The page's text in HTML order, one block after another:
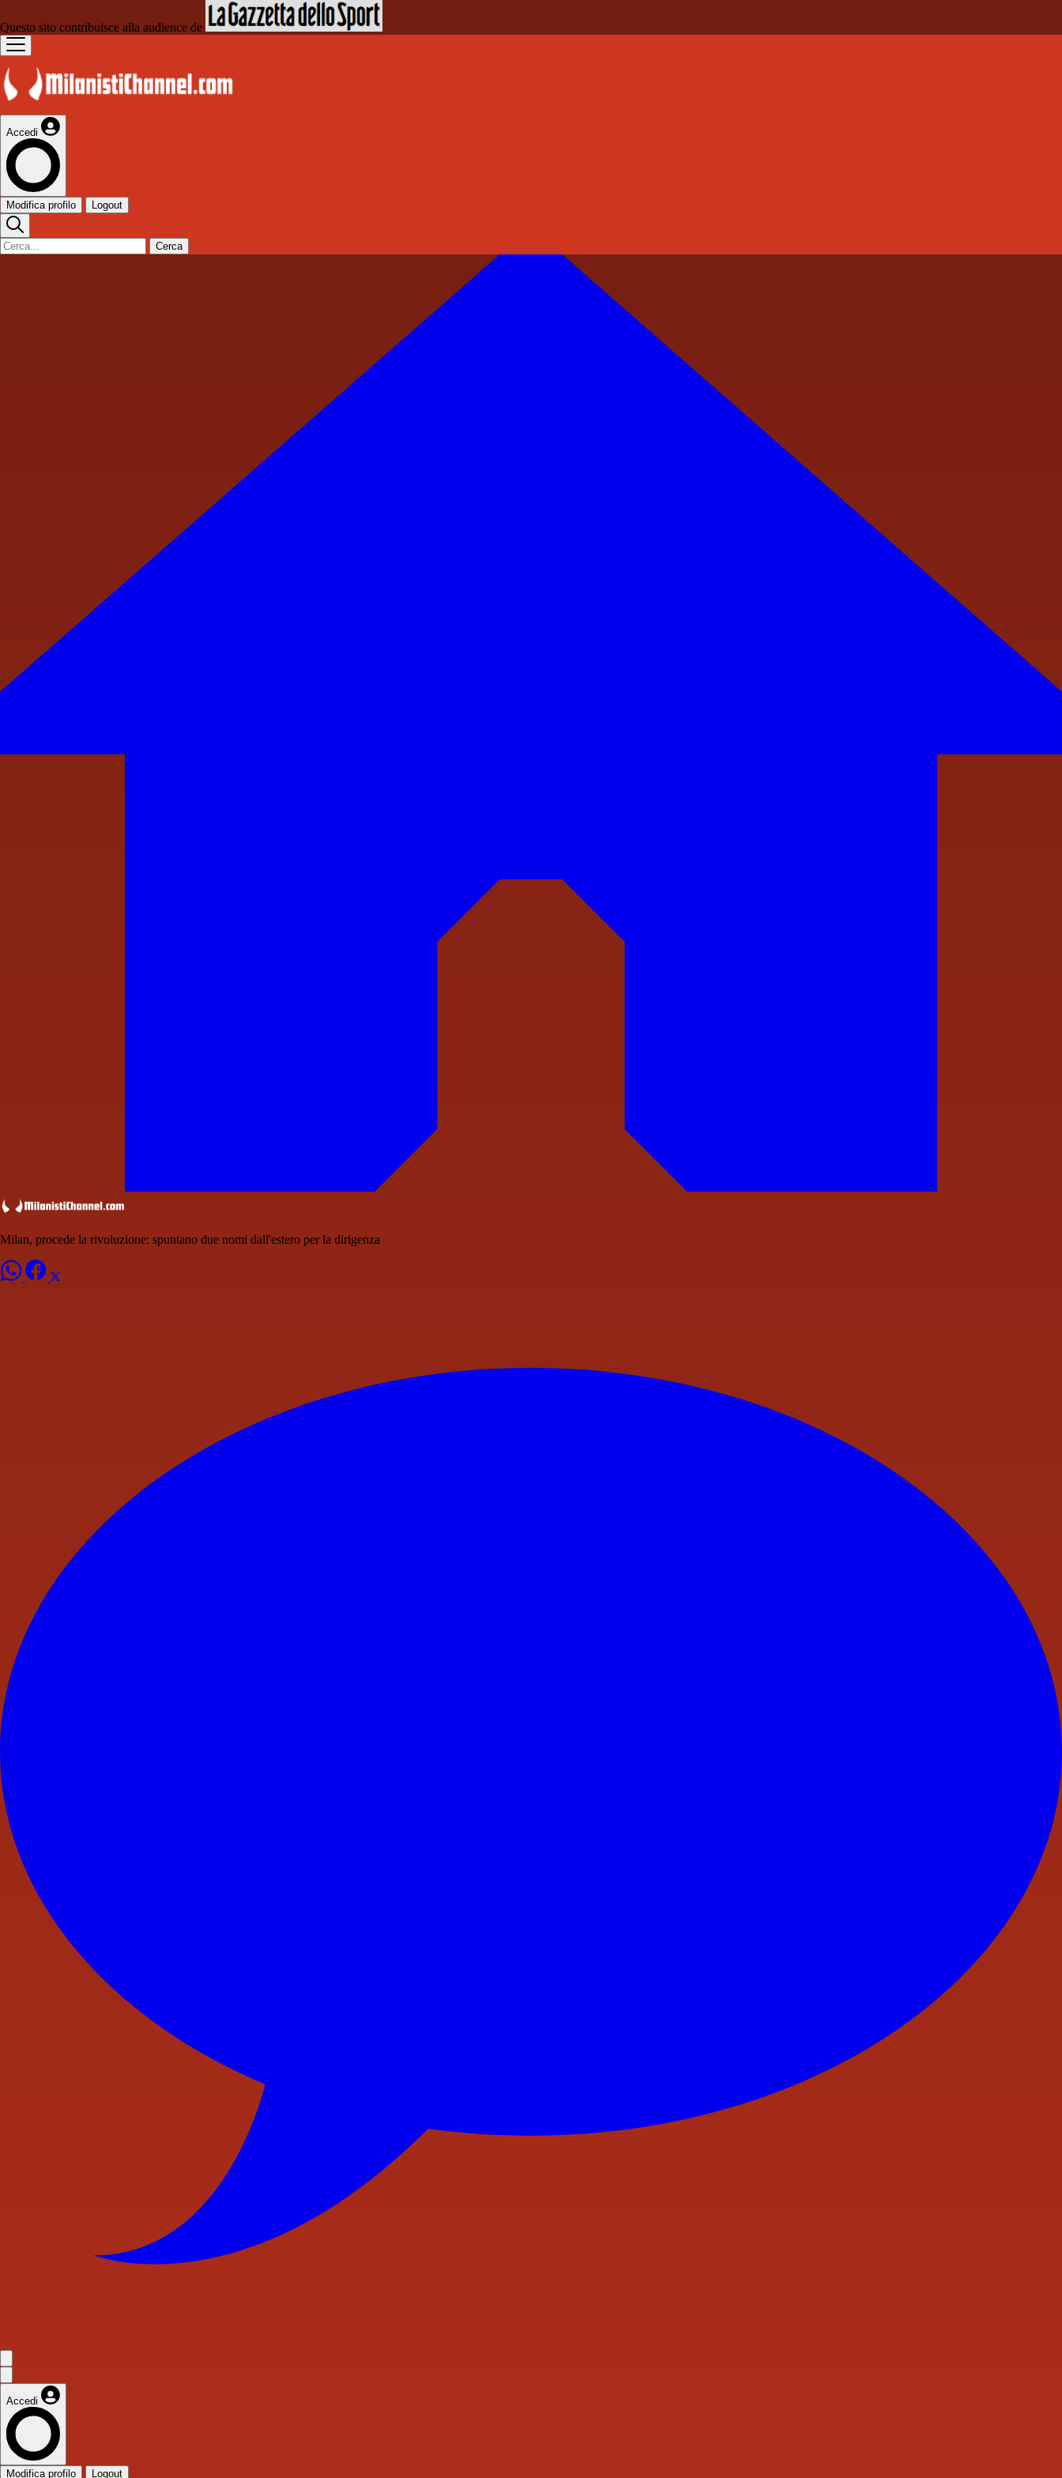
Questo sito contribuisce alla audience de
Accedi
Modifica profilo Logout
Cerca
Milan, procede la rivoluzione: spuntano due nomi dall'estero per la dirigenza
Accedi
Modifica profilo Logout